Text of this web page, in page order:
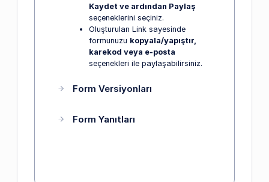
Kaydet ve ardından Paylaş
seçeneklerini seçiniz.
Oluşturulan Link sayesinde
formunuzu kopyala/yapıştır,
karekod veya e-posta
seçenekleri ile paylaşabilirsiniz.
Form Versiyonları
Form Yanıtları